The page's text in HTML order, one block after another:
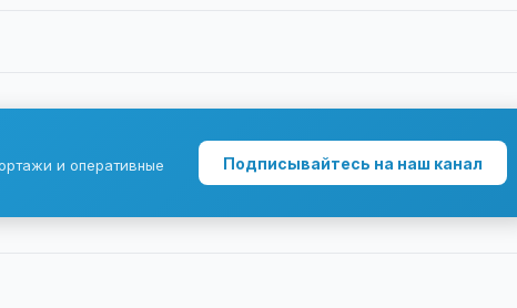
и оперативные
Подписывайтесь на наш канал